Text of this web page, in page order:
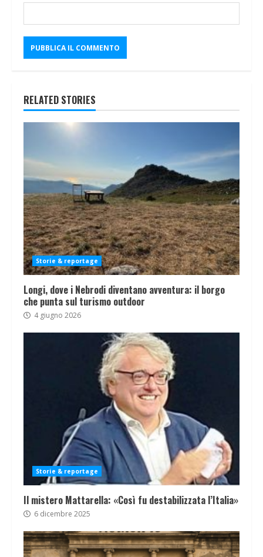
RELATED STORIES
Storie & reportage
Longi, dove i Nebrodi diventano avventura: il borgo
che punta sul turismo outdoor
4 giugno 2026
Storie & reportage
Il mistero Mattarella: «Così fu destabilizzata l’Italia»
6 dicembre 2025